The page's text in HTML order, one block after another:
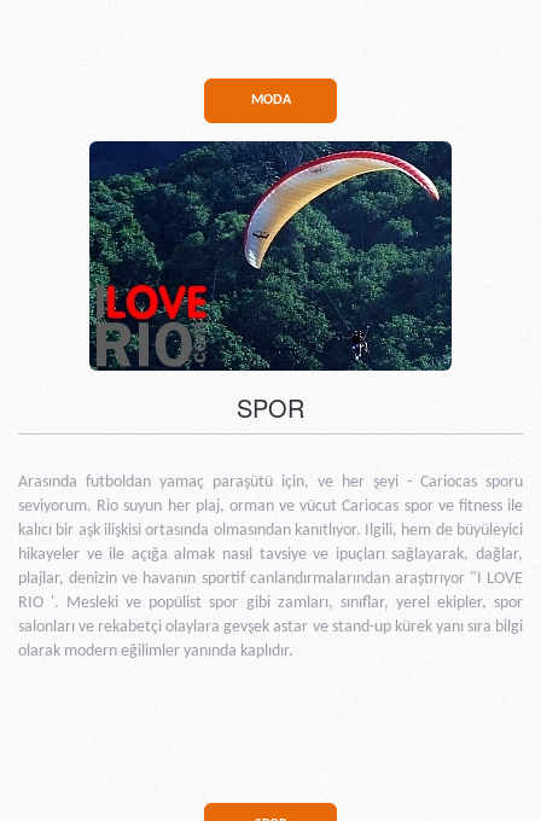
MODA
SPOR
Arasında futboldan yamaç paraşütü için, ve her şeyi - Cariocas sporu
seviyorum. Rio suyun her plaj, orman ve vücut Cariocas spor ve fitness ile
kalıcı bir aşk ilişkisi ortasında olmasından kanıtlıyor. Ilgili, hem de büyüleyici
hikayeler ve ile açığa almak nasıl tavsiye ve ipuçları sağlayarak, dağlar,
plajlar, denizin ve havanın sportif canlandırmalarından araştırıyor "I LOVE
RIO '. Mesleki ve popülist spor gibi zamları, sınıflar, yerel ekipler, spor
salonları ve rekabetçi olaylara gevşek astar ve stand-up kürek yanı sıra bilgi
olarak modern eğilimler yanında kaplıdır.